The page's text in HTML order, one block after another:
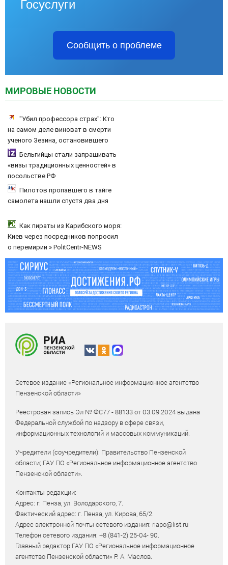
Госуслуги
Сообщить о проблеме
МИРОВЫЕ НОВОСТИ
"Убил профессора страх": Кто
на самом деле виноват в смерти
ученого Зезина, остановившего
мальчишек на поле с горохом
Бельгийцы стали запрашивать
«визы традиционных ценностей» в
посольстве РФ
Пилотов пропавшего в тайге
самолета нашли спустя два дня
Как пираты из Карибского моря:
Киев через посредников попросил
о перемирии » PolitCentr-NEWS
Сетевое издание «Региональное информационное агентство
Пензенской области»
Реестровая запись Эл № ФС77 - 88133 от 03.09.2024 выдана
Федеральной службой по надзору в сфере связи,
информационных технологий и массовых коммуникаций.
Учредители (соучредители): Правительство Пензенской
области; ГАУ ПО «Региональное информационное агентство
Пензенской области».
Контакты редакции:
Адрес: г. Пенза, ул. Володарского, 7.
Фактический адрес: г. Пенза, ул. Кирова, 65/2.
Адрес электронной почты сетевого издания: riapo@list.ru
Телефон сетевого издания: +8 (841-2) 25-04- 90.
Главный редактор ГАУ ПО «Региональное информационное
агентство Пензенской области» Р. А. Маслов.